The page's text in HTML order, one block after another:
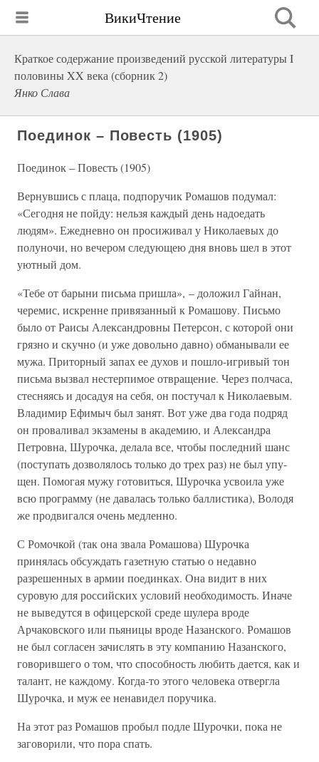
ВикиЧтение
Краткое содержание произведений русской литературы I
половины XX века (сборник 2)
Янко Слава
Поединок – Повесть (1905)
Поединок – Повесть (1905)
Вернувшись с плаца, подпоручик Ромашов подумал:
«Сегодня не пойду: нельзя каждый день надоедать
людям». Ежедневно он проси­живал у Николаевых до
полуночи, но вечером следующею дня вновь шел в этот
уютный дом.
«Тебе от барыни письма пришла», – доложил Гайнан,
черемис, искренне привязанный к Ромашову. Письмо
было от Раисы Алек­сандровны Петерсон, с которой они
грязно и скучно (и уже довольно давно) обманывали ее
мужа. Приторный запах ее духов и пошло-иг­ривый тон
письма вызвал нестерпимое отвращение. Через полчаса,
стесняясь и досадуя на себя, он постучал к Николаевым.
Владимир Ефимыч был занят. Вот уже два года подряд
он проваливал экзамены в академию, и Александра
Петровна, Шурочка, делала все, чтобы пос­ледний шанс
(поступать дозволялось только до трех раз) не был упу­
щен. Помогая мужу готовиться, Шурочка усвоила уже
всю программу (не давалась только баллистика), Володя
же продвигался очень мед­ленно.
С Ромочкой (так она звала Ромашова) Шурочка
принялась обсуж­дать газетную статью о недавно
разрешенных в армии поединках. Она видит в них
суровую для российских условий необходимость. Иначе
не выведутся в офицерской среде шулера вроде
Арчаковского или пьяницы вроде Назанского. Ромашов
не был согласен зачислять в эту компанию Назанского,
говорившего о том, что способность лю­бить дается, как и
талант, не каждому. Когда-то этого человека отвер­гла
Шурочка, и муж ее ненавидел поручика.
На этот раз Ромашов пробыл подле Шурочки, пока не
заговорили, что пора спать.